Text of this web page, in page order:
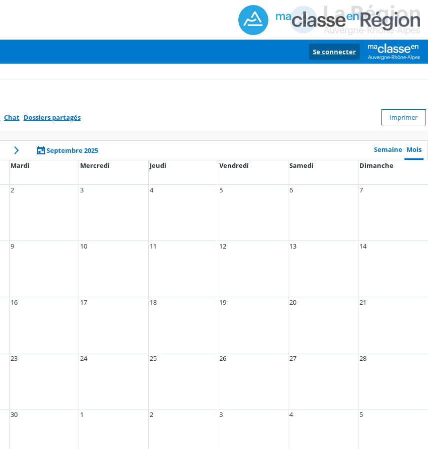
Se connecter
Chat Dossiers partagés Imprimer
Septembre 2025 Semaine Mois
Mardi Mercredi Jeudi Vendredi Samedi Dimanche
2 3 4 5 6 7
9 10 11 12 13 14
16 17 18 19 20 21
23 24 25 26 27 28
30 1 2 3 4 5